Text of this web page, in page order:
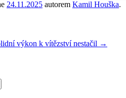
24.11.2025 autorem Kamil Houška.
výkon k vítězství nestačil →